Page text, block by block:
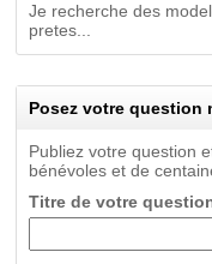
Je recherche des
pretes...
Posez votre question
Publiez votre question
bénévoles et de
Titre de votre